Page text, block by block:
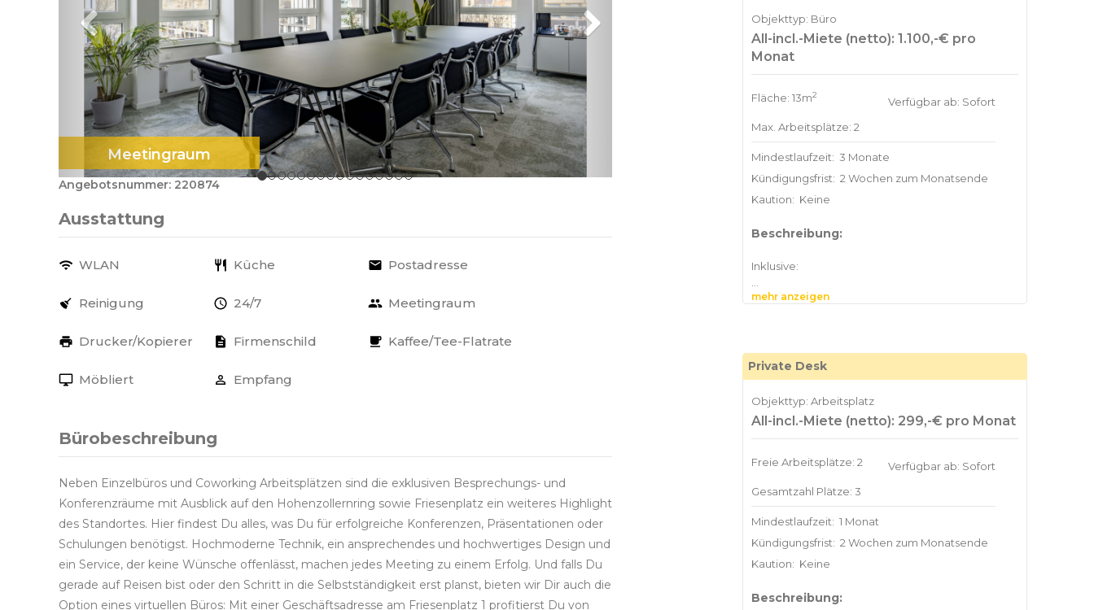
Meetingraum
Angebotsnummer: 220874
Ausstattung
WLAN Küche Postadresse
Reinigung 24/7 Meetingraum
Drucker/Kopierer Firmenschild Kaffee/Tee-Flatrate
Möbliert Empfang
Bürobeschreibung
Neben Einzelbüros und Coworking Arbeitsplätzen sind die exklusiven Besprechungs- und
Konferenzräume mit Ausblick auf den Hohenzollernring sowie Friesenplatz ein weiteres Highlight
des Standortes. Hier findest Du alles, was Du für erfolgreiche Konferenzen, Präsentationen oder
Schulungen benötigst. Hochmoderne Technik, ein ansprechendes und hochwertiges Design und
ein Service, der keine Wünsche offenlässt, machen jedes Meeting zu einem Erfolg. Und falls Du
gerade auf Reisen bist oder den Schritt in die Selbstständigkeit erst planst, bieten wir Dir auch die
Option eines virtuellen Büros: Mit einer Geschäftsadresse am Friesenplatz 1 profitierst Du von
Objekttyp: Büro
All-incl.-Miete (netto): 1.100,-€ pro
Monat
Fläche: 13m2
Max. Arbeitsplätze: 2
Verfügbar ab: Sofort
Mindestlaufzeit: 3 Monate
Kündigungsfrist: 2 Wochen zum Monatsende
Kaution: Keine
Beschreibung:
Inklusive:
- 24/7-Zugang
mehr anzeigen
Private Desk
Objekttyp: Arbeitsplatz
All-incl.-Miete (netto): 299,-€ pro Monat
Freie Arbeitsplätze: 2
Gesamtzahl Plätze: 3
Verfügbar ab: Sofort
Mindestlaufzeit: 1 Monat
Kündigungsfrist: 2 Wochen zum Monatsende
Kaution: Keine
Beschreibung: